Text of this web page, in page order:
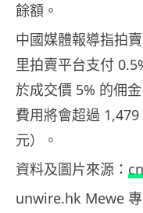
餘額。
中國媒體報導指拍
里拍賣平台支付
於成交價 5% 的佣
費用將會超過
元）。
資料及圖片來源：
unwire.hk Mewe 專